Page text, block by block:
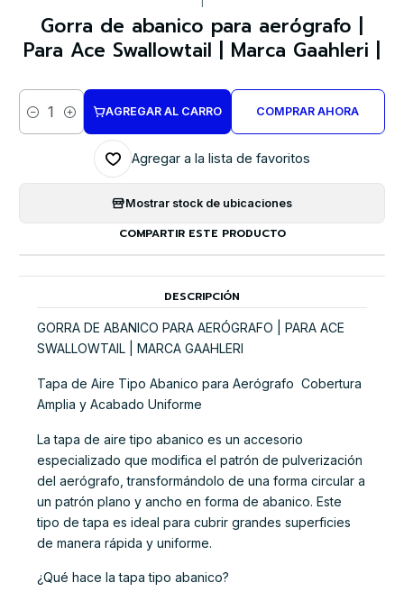
Gorra de abanico para aerógrafo |
Para Ace Swallowtail | Marca Gaahleri |
Cantidad
AGREGAR AL CARRO COMPRAR AHORA
Agregar a la lista de favoritos
Mostrar stock de ubicaciones
COMPARTIR ESTE PRODUCTO
DESCRIPCIÓN
GORRA DE ABANICO PARA AERÓGRAFO | PARA ACE
SWALLOWTAIL | MARCA GAAHLERI
Tapa de Aire Tipo Abanico para Aerógrafo  Cobertura
Amplia y Acabado Uniforme
La tapa de aire tipo abanico es un accesorio
especializado que modifica el patrón de pulverización
del aerógrafo, transformándolo de una forma circular a
un patrón plano y ancho en forma de abanico. Este
tipo de tapa es ideal para cubrir grandes superficies
de manera rápida y uniforme.
¿Qué hace la tapa tipo abanico?